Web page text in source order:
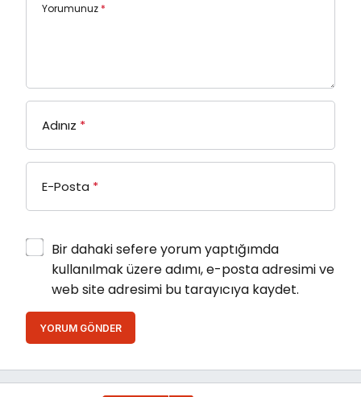
Yorumunuz *
Adınız *
E-Posta *
Bir dahaki sefere yorum yaptığımda
kullanılmak üzere adımı, e-posta adresimi ve
web site adresimi bu tarayıcıya kaydet.
YORUM GÖNDER